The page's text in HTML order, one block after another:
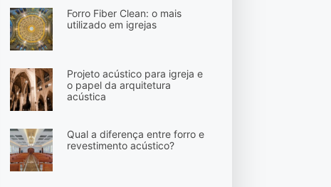
Forro Fiber Clean: o mais
utilizado em igrejas
Projeto acústico para igreja e
o papel da arquitetura
acústica
Qual a diferença entre forro e
revestimento acústico?